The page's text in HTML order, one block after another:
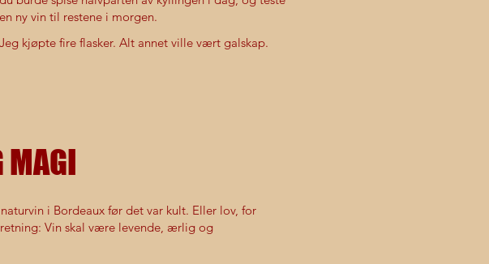
en ny vin til restene i morgen.
Jeg kjøpte fire flasker. Alt annet ville vært galskap.
MAGI
i Bordeaux før det var kult. Eller lov, for
Vin skal være levende, ærlig og